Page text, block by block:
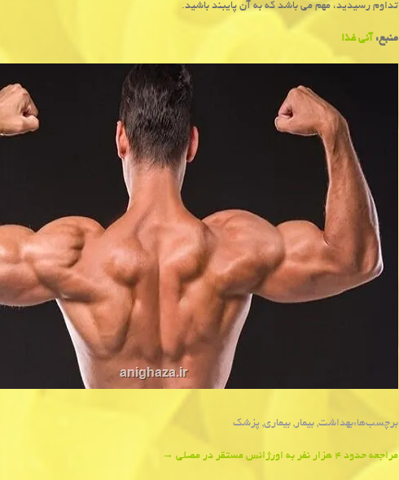
تداوم رسیدید، مهم می باشد که به آن پایبند باشید.
منبع: آنی غذا
برچسب‌ها:بهداشت, بیمار, بیماری, پزشك
Post
مراجعه حدود ۴ هزار نفر به اورژانس مستقر در مصلی →